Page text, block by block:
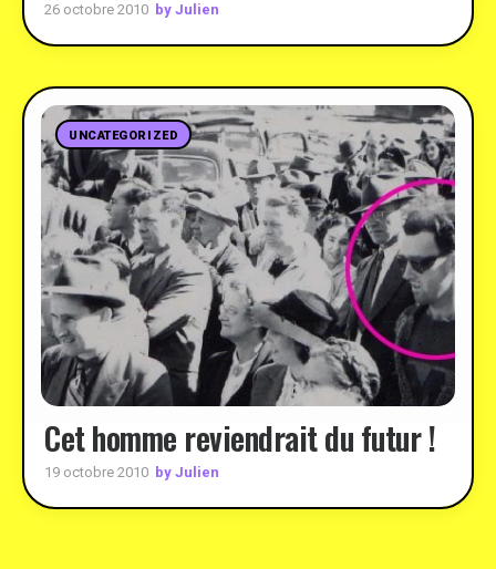
26 octobre 2010 by Julien
UNCATEGORIZED
Cet homme reviendrait du futur !
19 octobre 2010 by Julien